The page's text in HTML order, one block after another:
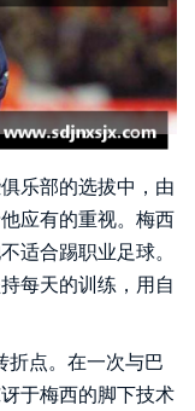
乐部的选拔中，由
应有的重视。梅西
适合踢职业足球。
每天的训练，用自
点。在一次与巴
于梅西的脚下技术